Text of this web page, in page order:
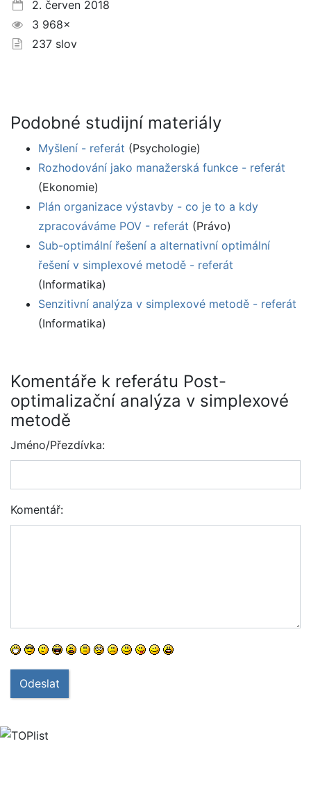
2. červen 2018
3 968×
237 slov
Podobné studijní materiály
Myšlení - referát (Psychologie)
Rozhodování jako manažerská funkce - referát
(Ekonomie)
Plán organizace výstavby - co je to a kdy
zpracováváme POV - referát (Právo)
Sub-optimální řešení a alternativní optimální
řešení v simplexové metodě - referát
(Informatika)
Senzitivní analýza v simplexové metodě - referát
(Informatika)
Komentáře k referátu Post-
optimalizační analýza v simplexové
metodě
Jméno/Přezdívka:
Komentář:
Odeslat